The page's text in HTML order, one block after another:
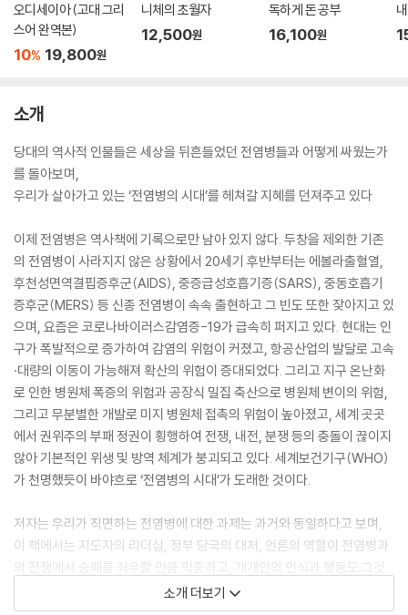
오디세이아 (고대 그리
스어 완역본)
10% 19,800원
니체의 초월자
12,500원
독하게 돈 공부
16,100원
소개
당대의 역사적 인물들은 세상을 뒤흔들었던 전염병들과 어떻게 싸웠는가
를 돌아보며,
우리가 살아가고 있는 ‘전염병의 시대’를 헤쳐갈 지혜를 던져주고 있다
이제 전염병은 역사책에 기록으로만 남아 있지 않다. 두창을 제외한 기존
의 전염병이 사라지지 않은 상황에서 20세기 후반부터는 에볼라출혈열,
후천성면역결핍증후군(AIDS), 중증급성호흡기증(SARS), 중동호흡기
증후군(MERS) 등 신종 전염병이 속속 출현하고 그 빈도 또한 잦아지고 있
으며, 요즘은 코로나바이러스감염증-19가 급속히 퍼지고 있다. 현대는 인
구가 폭발적으로 증가하여 감염의 위험이 커졌고, 항공산업의 발달로 고속
·대량의 이동이 가능해져 확산의 위험이 증대되었다. 그리고 지구 온난화
로 인한 병원체 폭증의 위험과 공장식 밀집 축산으로 병원체 변이의 위험,
그리고 무분별한 개발로 미지 병원체 접촉의 위험이 높아졌고, 세계 곳곳
에서 권위주의 부패 정권이 횡행하여 전쟁, 내전, 분쟁 등의 충돌이 끊이지
않아 기본적인 위생 및 방역 체계가 붕괴되고 있다. 세계보건기구(WHO)
가 천명했듯이 바야흐로 ‘전염병의 시대’가 도래한 것이다.
저자는 우리가 직면하는 전염병에 대한 과제는 과거와 동일하다고 보며,
이 책에서는 지도자의 리더십, 정부 당국의 대처, 언론의 역할이 전염병과
의 전쟁에서 승패를 좌우할 만큼 막중하고, 개개인의 인식과 행동도 그것
들 못지않게 중요하다는 것을 보여준다. 그리고 시민과 학계와 정부가 협
력했을 때 최상의 결과가 도출된다는 것을 강조한다. 2015년, 한국의 메르
소개 더보기